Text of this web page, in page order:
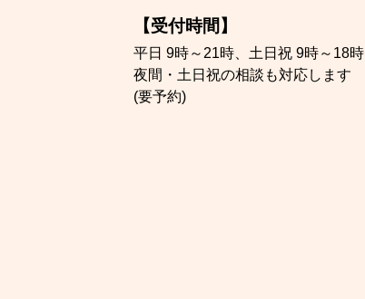
【受付時間】
平日 9時～21時、土日祝 9時～18時
夜間・土日祝の相談も対応します
(要予約)